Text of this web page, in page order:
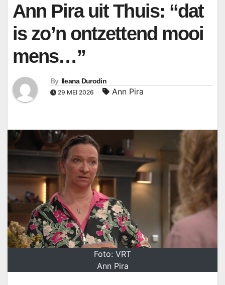
Ann Pira uit Thuis: “dat
is zo’n ontzettend mooi
mens…”
By Ileana Durodin
29 MEI 2026 Ann Pira
Foto: VRT
Ann Pira